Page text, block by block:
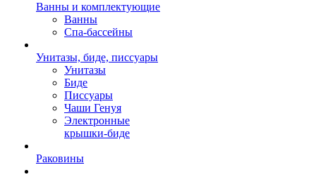
Ванны и комплектующие
Ванны
Спа-бассейны
Унитазы, биде, писсуары
Унитазы
Биде
Писсуары
Чаши Генуя
Электронные
крышки-биде
Раковины